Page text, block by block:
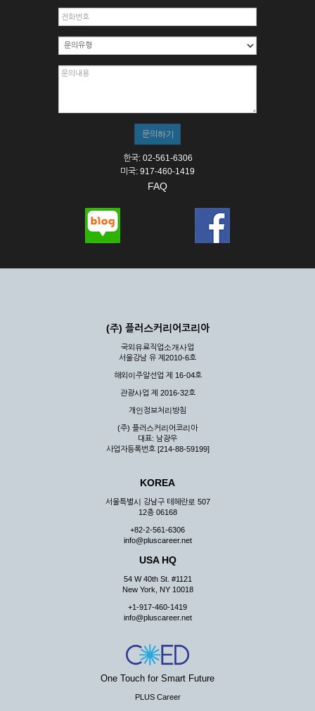
7. 회사의 정보를 사전 승낙 없이 전재, 변조, 복사하여 이용하
8. 기타 회사가 정한 제반 사항을 위반하며 신청하는 경우
제5조 (서비스의 이용 및 중지)
② 시스템 점검, 교체 및 고장, 기술적인 이유, 국가비상사태, 정
스가 불가능할 경우 회사는 사전 공지나 예고 없이 서비스의 전
부 또는 일부를 일시적 또는 영구적으로 중지할 수 있습니다.
③ 기타 회사는 서비스를 제공할 수 없는 합당한 사유가 발생한
④ 회사는 제 2항 및 제 3항의 사유로 서비스의 제공이 일시적
여 배상하지 않습니다.
제3장 권리 및 의무
공할 수 있도록 최선의 노력을 다하여야 합니다.
게 누설, 배포하여서는 안됩니다. 다만, 관계법령에 의하여 국가
기관 등의 합법적인 요구가 있는 경우에는 해당 되지 않습니다.
③ 회사는 이용자로부터 제기되는 의견이나 불만이 정당하다고
인정할 경우에는 즉시 처리하여야 하며, 즉시 처리가 곤란한 경
우 그 처리를 위해 노력해야 합니다.
제7조 (회원의 의무)
① 회원은 ID와 비밀 번호에 관한 모든 관리의 책임이 있으며
② 회원은 이용신청서의 기재내용 중 변경된 내용이 있는 경우
서비스를 통하여 그 내용을 회사에 통지하여야 합니다.
③ 다른 회원의 ID와 비밀번호를 부당하게 사용하는 행위를
④ 회원은 회사의 서비스에서 타 사이트의 홍보행위를 하지 않
아야 하며 공공질서나 미풍약속에 위배되는 내용 혹은 저작권을
리 행위도 할 수 없습니다.
사가 통지하는 사항을 준수하여야 하며, 기타 회사의 업무에 방
해되는 행위를 하여서는 아니 됩니다.
제8조 (회원의 관리)
① 회원은 언제든 이 약관에 대한 동의를 철회할 수 있습니다.
한국: 02-561-6306
미국: 917-460-1419
FAQ
(주) 플러스커리어코리아
국외유료직업소개사업
서울강남 유 제2010-6호
해외이주알선업 제 16-04호
관광사업 제 2016-32호
개인정보처리방침
(주) 플러스커리어코리아
대표: 남광우
사업자등록번호 [214-88-59199]
KOREA
서울특별시 강남구 테헤란로 507
12층 06168
+82-2-561-6306
info@pluscareer.net
USA HQ
54 W 40th St. #1121
New York, NY 10018
+1-917-460-1419
info@pluscareer.net
One Touch for Smart Future
PLUS Career